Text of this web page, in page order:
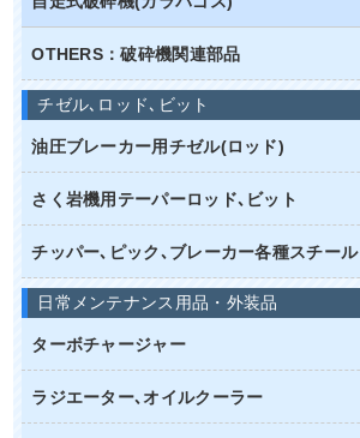
OTHERS：破砕機関連部品
チゼル､ロッド､ビット
油圧ブレーカー用チゼル(ロッド)
さく岩機用テーパーロッド､ビット
チッパー､ピック､ブレーカー各種スチール
日常メンテナンス用品・外装品
ターボチャージャー
ラジエーター､オイルクーラー